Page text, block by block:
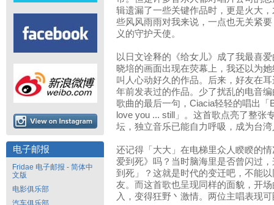
电子邮报
Fridae 电子邮报 - 简体中
文版
电影俱乐部
汽车俱乐部
辑遗漏了一些关键作品时，更是火大
些风风雨雨对我来说，一点也无关紧
义的守护天使。
以日文诠释的《给女儿》成了我最喜
晓培的画面出现在荧幕上，我还以为
叫人心动好久的作品。后来，好友在
年前发表过的作品。少了扰乱的电音
歌曲的最后一句，Ciacia轻轻的唱出「
love you ... still」。这首歌点亮了整张
坛，独立音乐已能自力呼吸，成为台
还记得「大大」在电梯里众人睽睽的
爱到死》吗？当时脑海里是否曾闪过
到死」？这就是时代的变迁吧，不能
友。而这首歌也呈现同样的面貌，开
入，变得狂野丶激情。两位主唱表现